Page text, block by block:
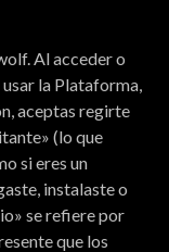
Al acceder o
la Plataforma,
aceptas regirte
(lo que
si eres un
instalaste o
se refiere por
que los